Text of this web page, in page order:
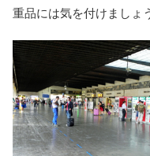
重品には気を付けましょ